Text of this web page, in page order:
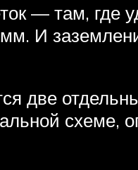
— там, где
И
две
схеме,